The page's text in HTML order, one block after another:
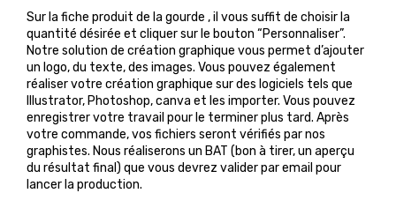
Sur la fiche produit de la gourde , il vous suffit de choisir la
quantité désirée et cliquer sur le bouton “Personnaliser”.
Notre solution de création graphique vous permet d’ajouter
un logo, du texte, des images. Vous pouvez également
réaliser votre création graphique sur des logiciels tels que
Illustrator, Photoshop, canva et les importer. Vous pouvez
enregistrer votre travail pour le terminer plus tard. Après
votre commande, vos fichiers seront vérifiés par nos
graphistes. Nous réaliserons un BAT (bon à tirer, un aperçu
du résultat final) que vous devrez valider par email pour
lancer la production.